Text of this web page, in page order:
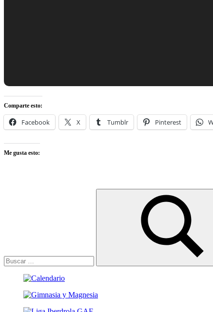
Comparte esto:
Facebook X Tumblr Pinterest
Me gusta esto:
Buscar